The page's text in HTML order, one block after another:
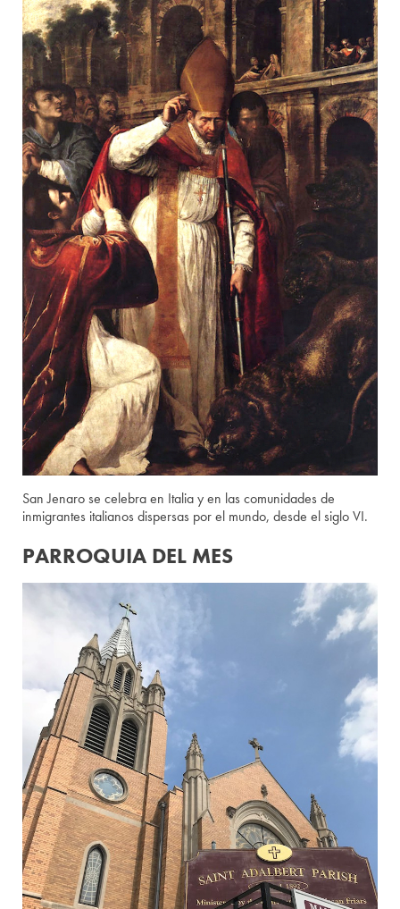
San Jenaro se celebra en Italia y en las comunidades de
inmigrantes italianos dispersas por el mundo, desde el siglo VI.
PARROQUIA DEL MES